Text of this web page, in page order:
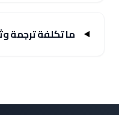
ما تكلفة ترجمة